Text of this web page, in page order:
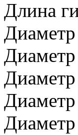
Длина